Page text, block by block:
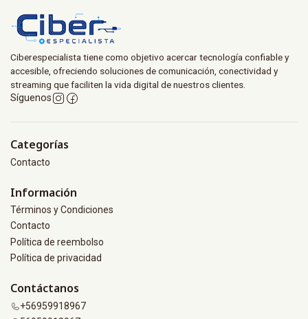
Ciberespecialista tiene como objetivo acercar tecnología confiable y
accesible, ofreciendo soluciones de comunicación, conectividad y
streaming que faciliten la vida digital de nuestros clientes.
Síguenos
Categorías
Contacto
Información
Términos y Condiciones
Contacto
Política de reembolso
Política de privacidad
Contáctanos
+56959918967